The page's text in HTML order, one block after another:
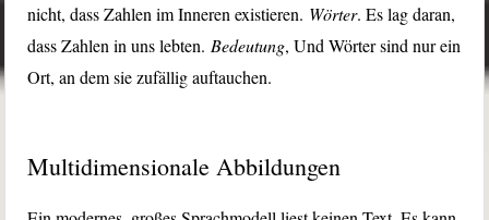
nicht, dass Zahlen im Inneren existieren. Wörter. Es lag daran,
dass Zahlen in uns lebten.Bedeutung, Und Wörter sind nur ein
Ort, an dem sie zufällig auftauchen.
Multidimensionale Abbildungen